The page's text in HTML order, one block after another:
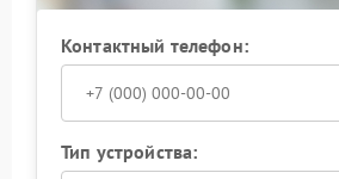
Контактный телефон:
Тип устройства: